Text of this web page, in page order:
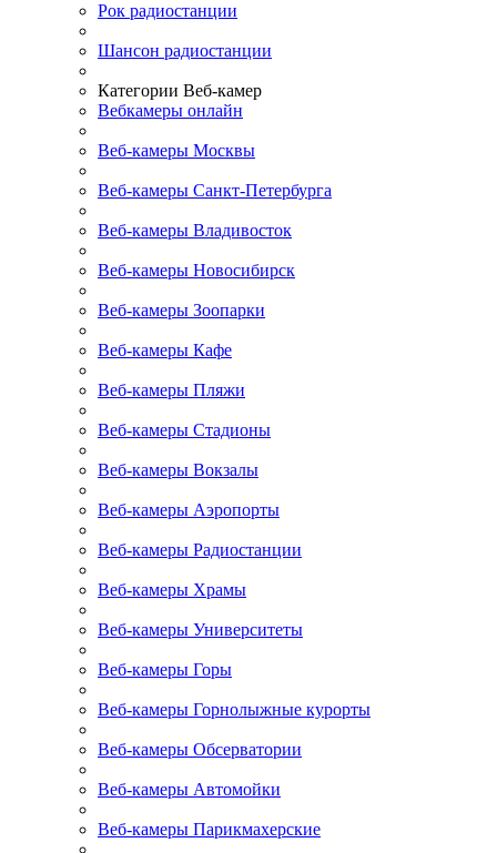
Рок радиостанции
Шансон радиостанции
Категории Веб-камер
Вебкамеры онлайн
Веб-камеры Москвы
Веб-камеры Санкт-Петербурга
Веб-камеры Владивосток
Веб-камеры Новосибирск
Веб-камеры Зоопарки
Веб-камеры Кафе
Веб-камеры Пляжи
Веб-камеры Стадионы
Веб-камеры Вокзалы
Веб-камеры Аэропорты
Веб-камеры Радиостанции
Веб-камеры Храмы
Веб-камеры Университеты
Веб-камеры Горы
Веб-камеры Горнолыжные курорты
Веб-камеры Обсерватории
Веб-камеры Автомойки
Веб-камеры Парикмахерские